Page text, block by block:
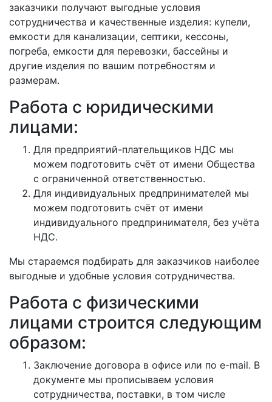
заказчики получают выгодные условия
сотрудничества и качественные изделия: купели,
емкости для канализации, септики, кессоны,
погреба, емкости для перевозки, бассейны и
другие изделия по вашим потребностям и
размерам.
Работа с юридическими
лицами:
Для предприятий-плательщиков НДС мы
можем подготовить счёт от имени Общества
с ограниченной ответственностью.
Для индивидуальных предпринимателей мы
можем подготовить счёт от имени
индивидуального предпринимателя, без учёта
НДС.
Мы стараемся подбирать для заказчиков наиболее
выгодные и удобные условия сотрудничества.
Работа с физическими
лицами строится следующим
образом:
Заключение договора в офисе или по e-mail. В
документе мы прописываем условия
сотрудничества, поставки, в том числе